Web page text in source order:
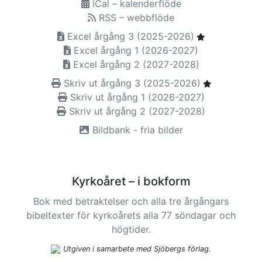
iCal – kalenderflöde
RSS – webbflöde
Excel årgång 3 (2025-2026)
Excel årgång 1 (2026-2027)
Excel årgång 2 (2027-2028)
Skriv ut årgång 3 (2025-2026)
Skriv ut årgång 1 (2026-2027)
Skriv ut årgång 2 (2027-2028)
Bildbank - fria bilder
Kyrkoåret – i bokform
Bok med betraktelser och alla tre årgångars
bibeltexter för kyrkoårets alla 77 söndagar och
högtider.
Utgiven i samarbete med Sjöbergs förlag.